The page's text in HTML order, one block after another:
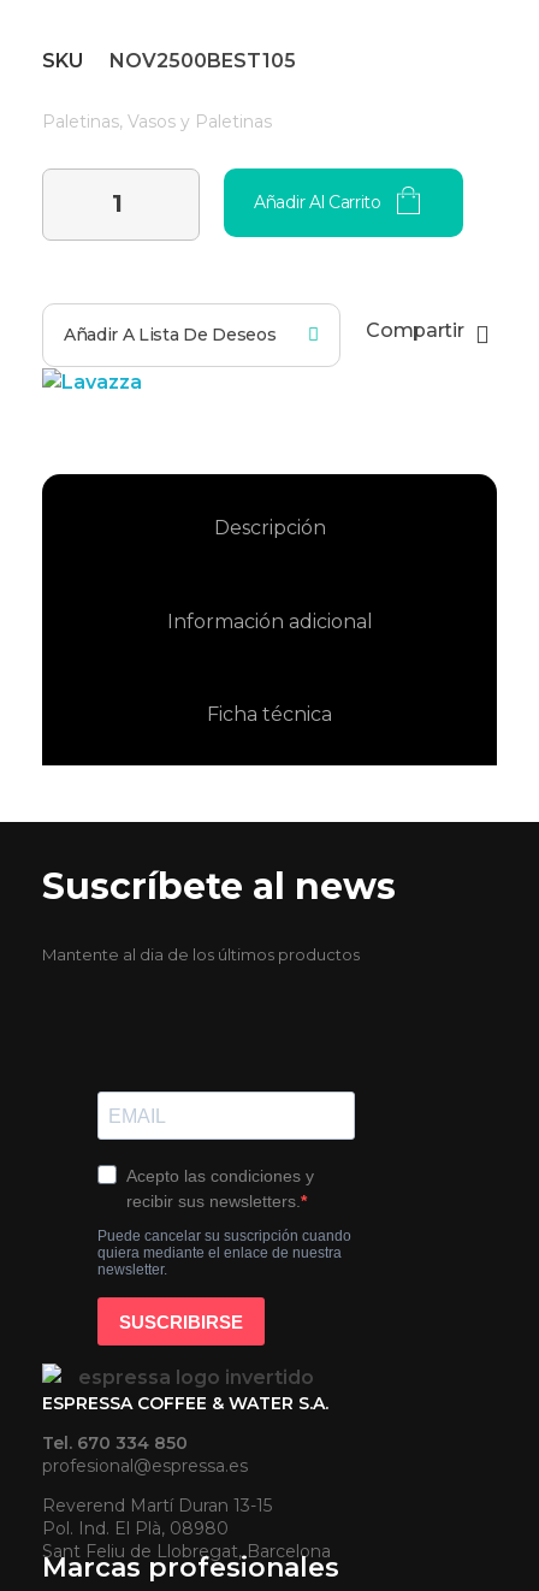
Añadir Al Carrito
Añadir A Lista De Deseos Compartir
SKU NOV2500BEST105
Paletinas, Vasos y Paletinas
Descripción
Información adicional
Ficha técnica
Suscríbete al news
Mantente al dia de los últimos productos
ESPRESSA COFFEE & WATER S.A.
Tel. 670 334 850
profesional@espressa.es
Reverend Martí Duran 13-15
Pol. Ind. El Plà, 08980
Sant Feliu de Llobregat, Barcelona
Marcas profesionales